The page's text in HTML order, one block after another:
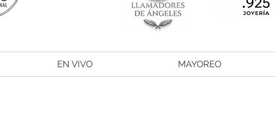
EN VIVO MAYOREO